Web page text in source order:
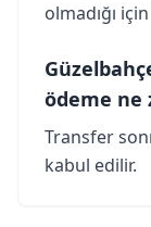
olmadığı
ödeme ne
Transfer
kabul edilir.